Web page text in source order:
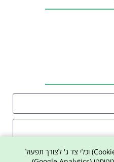
באתר נעשה שימוש בקובצי עוגיות (Cookies) וכלי צד ג' לצורך תפעול